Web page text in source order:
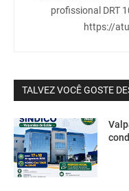
profissional DRT
https://
TALVEZ VOCÊ GOSTE